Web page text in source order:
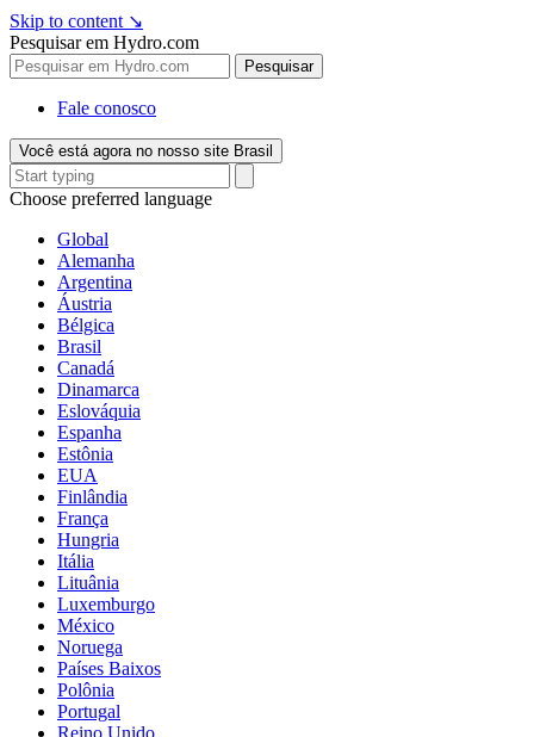
Skip to content ↘
Pesquisar em Hydro.com
Pesquisar
Fale conosco
Você está agora no nosso site Brasil
Choose preferred language
Global
Alemanha
Argentina
Áustria
Bélgica
Brasil
Canadá
Dinamarca
Eslováquia
Espanha
Estônia
EUA
Finlândia
França
Hungria
Itália
Lituânia
Luxemburgo
México
Noruega
Países Baixos
Polônia
Portugal
Reino Unido